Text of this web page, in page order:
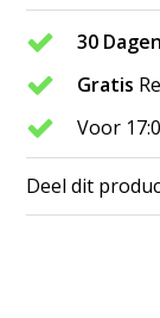
30 Dagen
Gratis
Voor
Deel dit